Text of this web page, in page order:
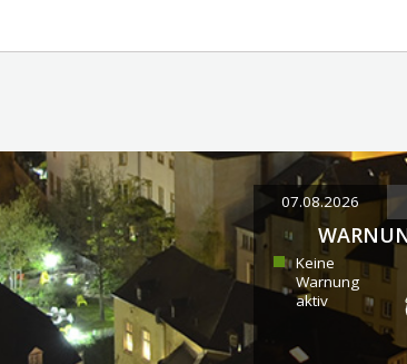
07.08.2026
Keine
Warnung
aktiv